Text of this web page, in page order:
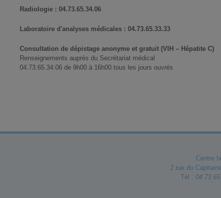
Radiologie : 04.73.65.34.06
Laboratoire d'analyses médicales : 04.73.65.33.33
Consultation de dépistage anonyme et gratuit (VIH – Hépatite C)
Renseignements auprès du Secrétariat médical
04.73.65.34.06 de 9h00 à 16h00 tous les jours ouvrés
Centre
2 rue du
Tél : 04 73